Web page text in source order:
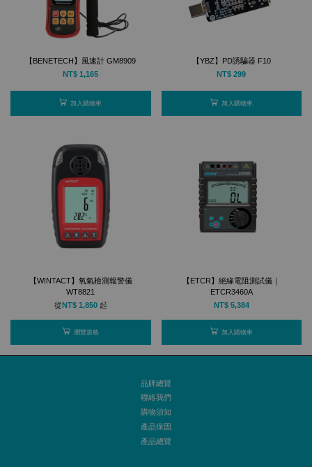
【BENETECH】風速計 GM8909
NT$ 1,165
加入購物車
【YBZ】PD誘騙器 F10
NT$ 299
加入購物車
【WINTACT】氧氣檢測報警儀
WT8821
從NT$ 1,850 起
瀏覽規格
【ETCR】絕緣電阻測試儀｜
ETCR3460A
NT$ 5,384
加入購物車
品牌總覽
聯絡我們
購物須知
產品保固
產品總覽